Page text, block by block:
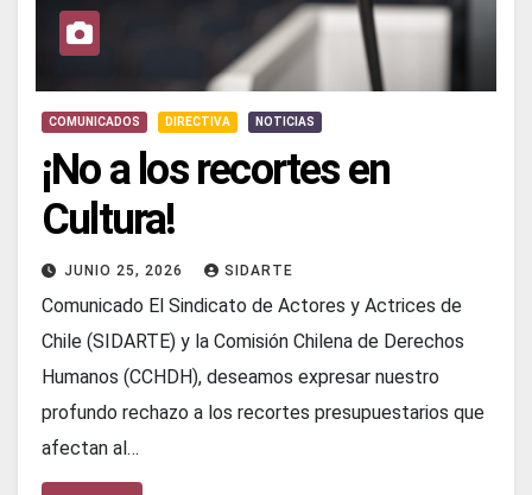
COMUNICADOS DIRECTIVA NOTICIAS
¡No a los recortes en
Cultura!
JUNIO 25, 2026 SIDARTE
Comunicado El Sindicato de Actores y Actrices de
Chile (SIDARTE) y la Comisión Chilena de Derechos
Humanos (CCHDH), deseamos expresar nuestro
profundo rechazo a los recortes presupuestarios que
afectan al…